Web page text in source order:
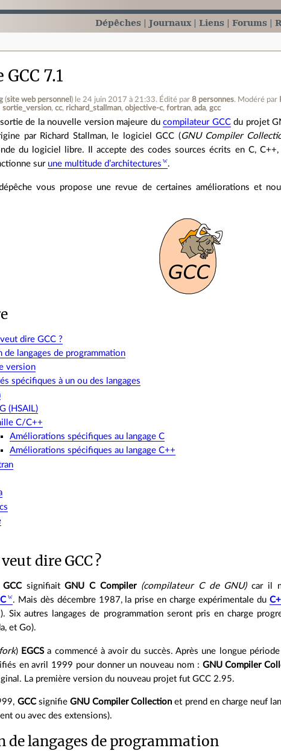
Dépêches Journaux Liens Forums
7.1
(site web personnel ) le 24 juin 2017 à 21:33. Édité par8 personnes. Modéré par
sortie_version cc richard_stallman objective-c fortran ada gcc
sortie de la nouvelle version majeure ducompilateur GCCdu projet
par Richard Stallman, le logiciel GCC ( GNU Compiler
du logiciel libre. Il accepte des codes sources écrits en C,
sur une multitude d’architectures .
vous propose une revue de certaines améliorations et
dire GCC ?
de langages de programmation
version
spécifiques à un ou des langages
(HSAIL)
C/C++
Améliorations spécifiques au langage C
Améliorations spécifiques au langage C++
dire GCC ?
GCCsignifiaitGNU C Compiler (compilateur C de GNU)car il
C . Mais dès décembre 1987, la prise en charge expérimentale du
Six autres langages de programmation seront pris en charge
et Go).
fork) EGCS a commencé à avoir du succès. Après une longue
en avril 1999 pour donner un nouveau nom : GNU Compiler
La première version du nouveau projet fut GCC 2.95.
GCCsignifie GNU Compiler Collection et prend en charge neuf
ou avec des extensions).
de langages de programmation